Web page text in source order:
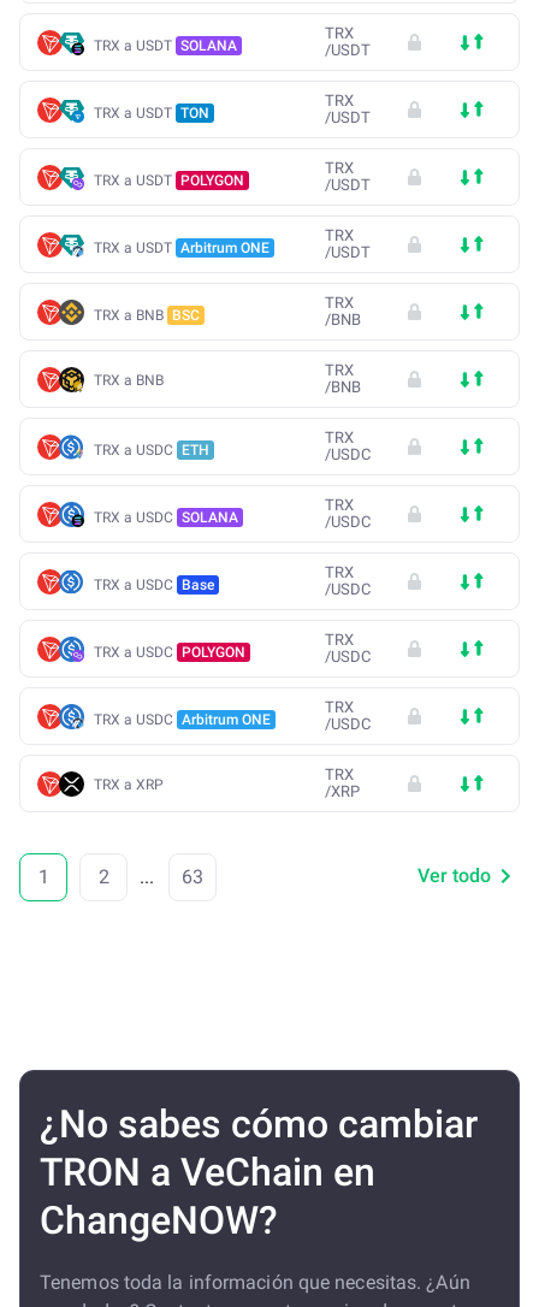
TRX a USDT SOLANA
TRX
/USDT
TRX a USDT TON
TRX
/USDT
TRX a USDT POLYGON
TRX
/USDT
TRX a USDT Arbitrum ONE
TRX
/USDT
TRX a BNB BSC
TRX
/BNB
TRX a BNB
TRX
/BNB
TRX a USDC ETH
TRX
/USDC
TRX a USDC SOLANA
TRX
/USDC
TRX a USDC Base
TRX
/USDC
TRX a USDC POLYGON
TRX
/USDC
TRX a USDC Arbitrum ONE
TRX
/USDC
TRX a XRP
TRX
/XRP
1 2 ... 63 Ver todo
¿No sabes cómo cambiar
TRON a VeChain en
ChangeNOW?
Tenemos toda la información que necesitas. ¿Aún